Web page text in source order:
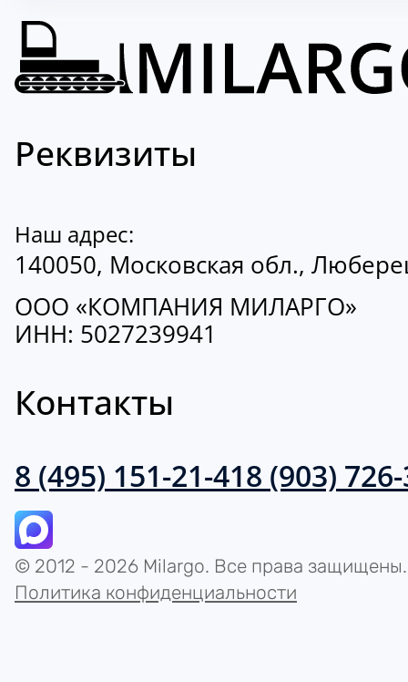
Реквизиты
Наш адрес:
140050, Московская обл.,
ООО «КОМПАНИЯ МИЛАРГО»
ИНН: 5027239941
Контакты
8 (495) 151-21-418 (903)
© 2012 - 2026 Milargo. Все права защищены.
Политика конфиденциальности